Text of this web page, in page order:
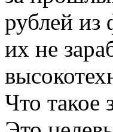
рублей из
их не
Что такое